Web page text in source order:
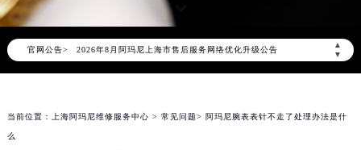
官网公告>
▲
▼
2026年8月阿玛尼上海市售后服务网络优化升级公告
2026年8月上海市阿玛尼官方售后客户服务热线：400-006-0073
上海市徐汇区虹桥路3号港汇中心写字楼2座37层3705室（需提前预约）
当前位置： 上海阿玛尼维修服务中心 > 常见问题> 阿玛尼腕表表针不走了处理办法是什
么